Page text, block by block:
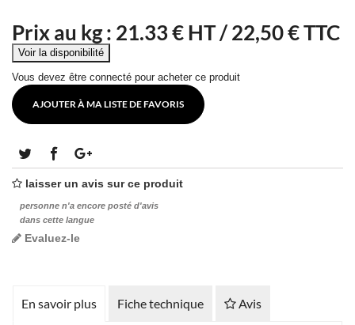
Prix au kg : 21.33€ HT /22,50 € TTC
Vous devez être connecté pour acheter ce produit
AJOUTER À MA LISTE DE FAVORIS
laisser un avis sur ce produit
personne n'a encore posté d'avis
dans cette langue
Evaluez-le
En savoir plus Fiche technique Avis